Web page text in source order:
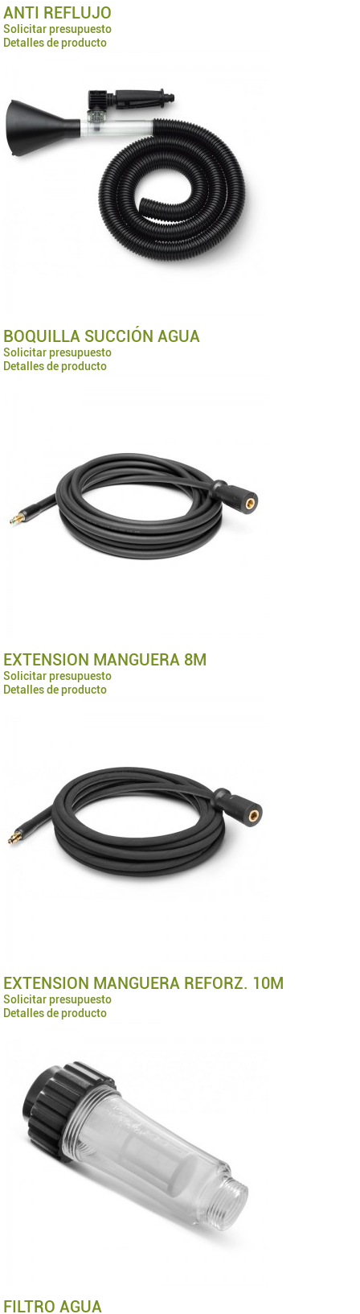
ANTI REFLUJO
Solicitar presupuesto
Detalles de producto
BOQUILLA SUCCIÓN AGUA
Solicitar presupuesto
Detalles de producto
EXTENSION MANGUERA 8M
Solicitar presupuesto
Detalles de producto
EXTENSION MANGUERA REFORZ. 10M
Solicitar presupuesto
Detalles de producto
FILTRO AGUA